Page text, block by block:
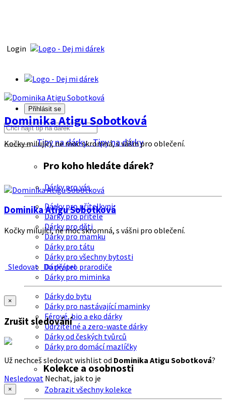
Login
Přihlásit se
Tipy na dárkyTipy na dárky
Pro koho hledáte dárek?
Dárky pro vás
Dárky pro přítelkyni
Dárky pro přítele
Dárky pro děti
Dárky pro mamku
Dárky pro tátu
Dárky pro všechny bytosti
Dárky pro prarodiče
Dárky pro miminka
Dárky do bytu
Dárky pro nastávající maminky
Férové, bio a eko dárky
Udržitelné a zero-waste dárky
Dárky od českých tvůrců
Dárky pro domácí mazlíčky
Kolekce a osobnosti
Zobrazit všechny kolekce
Dominika Atigu Sobotková
Kočky milující, ne moc skromná, s vášni pro oblečení.
Dominika Atigu Sobotková
Kočky milující, ne moc skromná, s vášni pro oblečení.
Sledovat Do přátel
×
Zrušit sledování
Už nechceš sledovat wishlist od Dominika Atigu Sobotková?
Nesledovat Nechat, jak to je
×